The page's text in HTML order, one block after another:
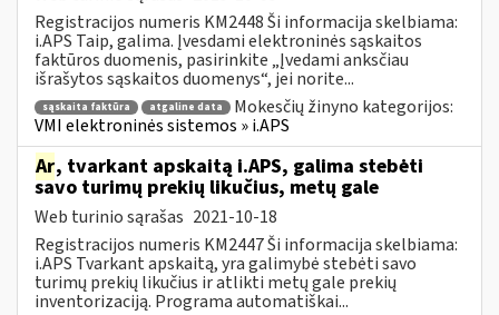
Registracijos numeris KM2448 Ši informacija skelbiama:
i.APS Taip, galima. Įvesdami elektroninės sąskaitos
faktūros duomenis, pasirinkite „Įvedami anksčiau
išrašytos sąskaitos duomenys“, jei norite...
sąskaita faktūra atgaline data
Mokesčių žinyno kategorijos:
VMI elektroninės sistemos » i.APS
Ar, tvarkant apskaitą i.APS, galima stebėti
savo turimų prekių likučius, metų gale
Web turinio sąrašas 2021-10-18
Registracijos numeris KM2447 Ši informacija skelbiama:
i.APS Tvarkant apskaitą, yra galimybė stebėti savo
turimų prekių likučius ir atlikti metų gale prekių
inventorizaciją. Programa automatiškai...